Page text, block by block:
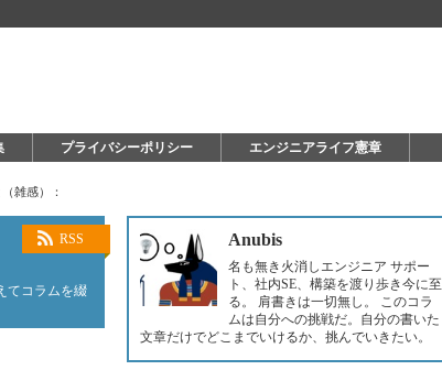
プライバシーポリシー エンジニアライフ憲章
雑感）：
RSS
てコラムを綴
Anubis
名も無き火消しエンジニア サポー
ト、社内SE、構築を渡り歩き今に至
る。 肩書きは一切無し。 このコラ
ムは自分への挑戦だ。自分の書いた
文章だけでどこまでいけるか、挑んでいきたい。